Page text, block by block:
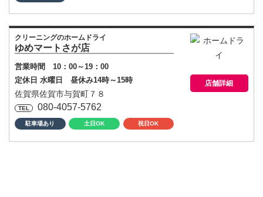
クリーニングのホームドライ
ゆめマートさが店
営業時間 10：00～19：00
定休日 水曜日 昼休み14時～15時
佐賀県佐賀市与賀町７８
080-4057-5762
駐車場あり 土日OK 祝日OK
店舗詳細